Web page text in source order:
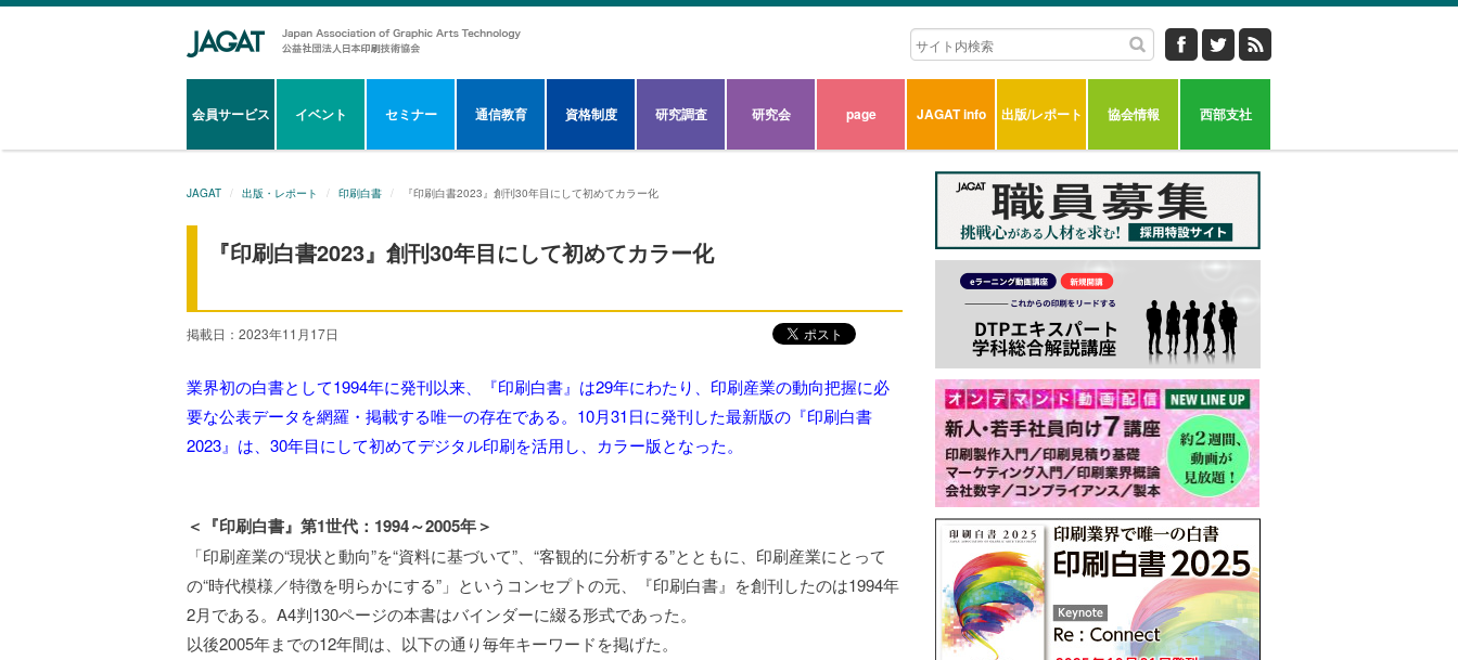
会員サービス イベント セミナー 通信教育 資格制度 研究調査 研究会 page JAGAT info 出版/レポート 協会情報 西部支社
JAGAT 出版・レポート 印刷白書 『印刷白書2023』創刊30年目にして初めてカラー化
『印刷白書2023』創刊30年目にして初めてカラー化
掲載日：2023年11月17日
業界初の白書として1994年に発刊以来、『印刷白書』は29年にわたり、印刷産業の動向把握に必
要な公表データを網羅・掲載する唯一の存在である。10月31日に発刊した最新版の『印刷白書
2023』は、30年目にして初めてデジタル印刷を活用し、カラー版となった。
＜『印刷白書』第1世代：1994～2005年＞
「印刷産業の“現状と動向”を“資料に基づいて”、“客観的に分析する”とともに、印刷産業にとって
の“時代模様／特徴を明らかにする”」というコンセプトの元、『印刷白書』を創刊したのは1994年
2月である。A4判130ページの本書はバインダーに綴る形式であった。
以後2005年までの12年間は、以下の通り毎年キーワードを掲げた。